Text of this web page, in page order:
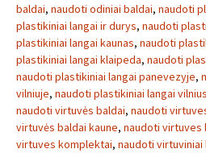
baldai, naudoti odiniai baldai, naudoti
plastikiniai langai ir durys, naudoti
plastikiniai langai kaunas, naudoti
plastikiniai langai klaipeda, naudoti
naudoti plastikiniai langai panevezyje,
vilniuje, naudoti plastikiniai langai vilnius
naudoti virtuvės baldai, naudoti
virtuvės baldai kaune, naudoti virtuves
virtuves komplektai, naudoti virtuviniai